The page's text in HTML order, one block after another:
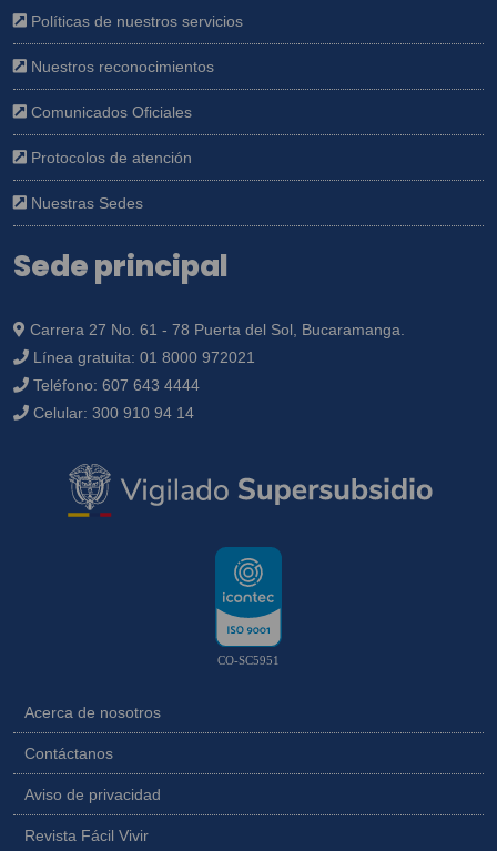
Políticas de nuestros servicios
Nuestros reconocimientos
Comunicados Oficiales
Protocolos de atención
Nuestras Sedes
Sede principal
Carrera 27 No. 61 - 78 Puerta del Sol, Bucaramanga.
Línea gratuita: 01 8000 972021
Teléfono: 607 643 4444
Celular: 300 910 94 14
CO-SC5951
Acerca de nosotros
Contáctanos
Aviso de privacidad
Revista Fácil Vivir